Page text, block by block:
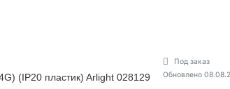
(IP20 пластик) Arlight 028129
Под заказ
Обновлено